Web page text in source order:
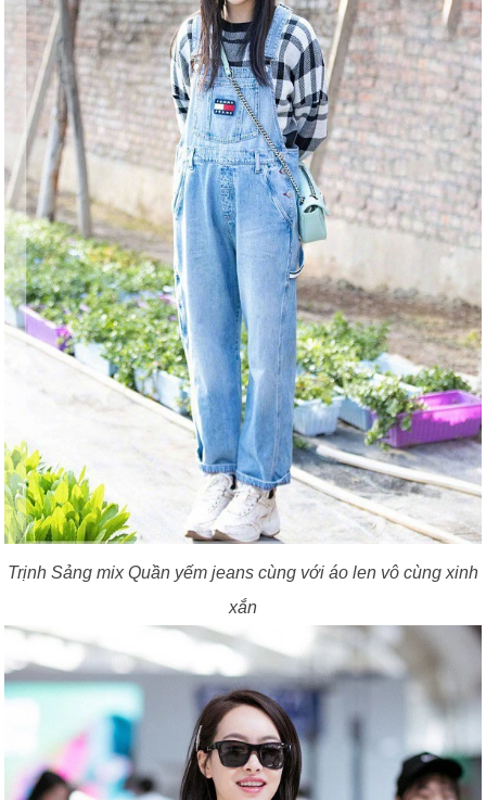
Trịnh Sảng mix Quần yếm jeans cùng với áo len vô cùng xinh
xắn